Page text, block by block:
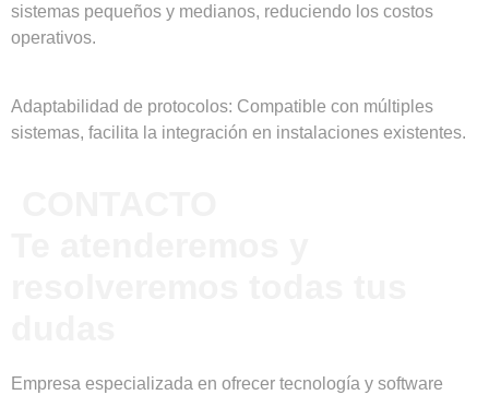
sistemas pequeños y medianos, reduciendo los costos
operativos.
Adaptabilidad de protocolos: Compatible con múltiples
sistemas, facilita la integración en instalaciones existentes.
Empresa especializada en ofrecer tecnología y software